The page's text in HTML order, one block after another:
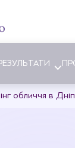
обличчя в